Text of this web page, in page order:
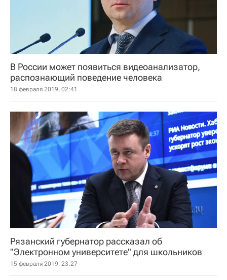
В России может появиться видеоанализатор,
распознающий поведение человека
18 февраля 2019, 02:41
Рязанский губернатор рассказал об
"Электронном университете" для школьников
15 февраля 2019, 23:27